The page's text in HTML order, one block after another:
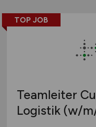
TOP JOB
Teamleiter
Logistik (w/